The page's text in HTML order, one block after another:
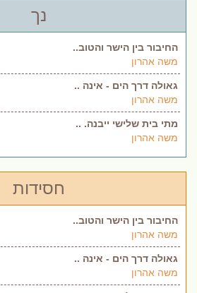
נך
החיבור בין הישר והטוב..
משה אהרון
גאולה דרך הים - אינה ..
משה אהרון
מתי בית שלישי ייבנה. ..
משה אהרון
חסידות
החיבור בין הישר והטוב..
משה אהרון
גאולה דרך הים - אינה ..
משה אהרון